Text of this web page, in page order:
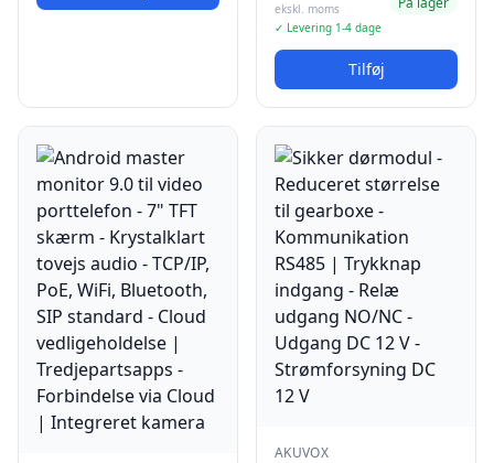
ekskl. moms
✓ Levering 1-4 dage
Tilføj
AKUVOX